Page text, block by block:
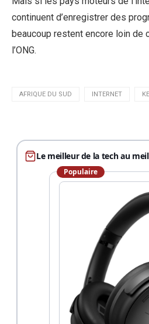
continuent d’enregistrer des
beaucoup restent encore loin de
l’ONG.
AFRIQUE DU SUD INTERNET